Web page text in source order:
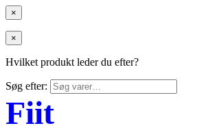
×
×
Hvilket produkt leder du efter?
Søg efter:
Fiit